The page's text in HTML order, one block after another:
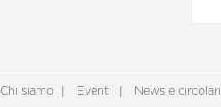
Chi siamo Eventi News e circolari